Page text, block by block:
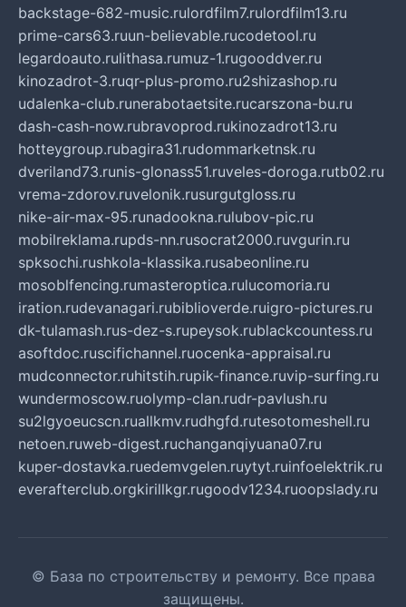
backstage-682-music.rulordfilm7.rulordfilm13.ru
prime-cars63.ruun-believable.rucodetool.ru
legardoauto.rulithasa.rumuz-1.rugooddver.ru
kinozadrot-3.ruqr-plus-promo.ru2shizashop.ru
udalenka-club.runerabotaetsite.rucarszona-bu.ru
dash-cash-now.rubravoprod.rukinozadrot13.ru
hotteygroup.rubagira31.rudommarketnsk.ru
dveriland73.runis-glonass51.ruveles-doroga.rutb02.ru
vrema-zdorov.ruvelonik.rusurgutgloss.ru
nike-air-max-95.runadookna.rulubov-pic.ru
mobilreklama.rupds-nn.rusocrat2000.ruvgurin.ru
spksochi.rushkola-klassika.rusabeonline.ru
mosoblfencing.rumasteroptica.rulucomoria.ru
iration.rudevanagari.rubiblioverde.ruigro-pictures.ru
dk-tulamash.rus-dez-s.rupeysok.rublackcountess.ru
asoftdoc.ruscifichannel.ruocenka-appraisal.ru
mudconnector.ruhitstih.rupik-finance.ruvip-surfing.ru
wundermoscow.ruolymp-clan.rudr-pavlush.ru
su2lgyoeucscn.ruallkmv.rudhgfd.rutesotomeshell.ru
netoen.ruweb-digest.ruchanganqiyuana07.ru
kuper-dostavka.ruedemvgelen.ruytyt.ruinfoelektrik.ru
everafterclub.orgkirillkgr.rugoodv1234.ruoopslady.ru
© База по строительству и ремонту. Все права
защищены.